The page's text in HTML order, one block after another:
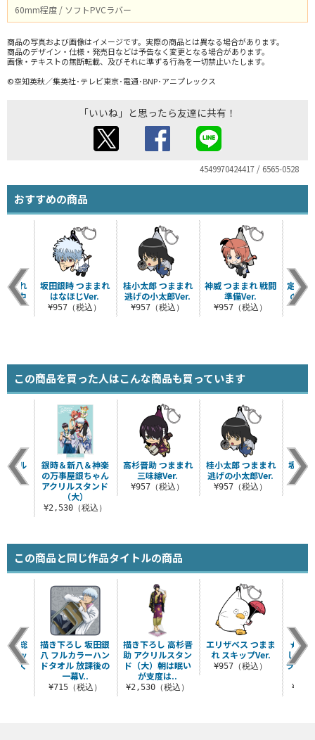
60mm程度 / ソフトPVCラバー
商品の写真および画像はイメージです。実際の商品とは異なる場合があります。
商品のデザイン・仕様・発売日などは予告なく変更となる場合があります。
画像・テキストの無断転載、及びそれに準ずる行為を一切禁止いたします。
©空知英秋／集英社･テレビ東京･電通･BNP･アニプレックス
「いいね」と思ったら友達に共有！
4549970424417 / 6565-0528
おすすめの商品
桂小太郎 つままれ
逃げの小太郎Ver.
¥957（税込）
神威 つままれ 戦闘
準備Ver.
¥957（税込）
定春
の傘
まれ
事中
坂田銀時 つままれ
はなほじVer.
¥957（税込）
この商品を買った人はこんな商品も買っています
高杉晋助 つままれ
三味線Ver.
¥957（税込）
桂小太郎 つままれ
逃げの小太郎Ver.
¥957（税込）
坂田
は
リル
テ
込）
銀時＆新八＆神楽
の万事屋銀ちゃん
アクリルスタンド
（大）
¥2,530（税込）
この商品と同じ作品タイトルの商品
描き下ろし 高杉晋
助 アクリルスタン
ド（大）朝は眠い
が支度は..
¥2,530（税込）
エリザベス つまま
れ スキップVer.
¥957（税込）
★限
し 坂
ラアク
田総
テッ
覗く
描き下ろし 坂田銀
八 フルカラーハン
ドタオル 放課後の
一幕V..
¥715（税込）